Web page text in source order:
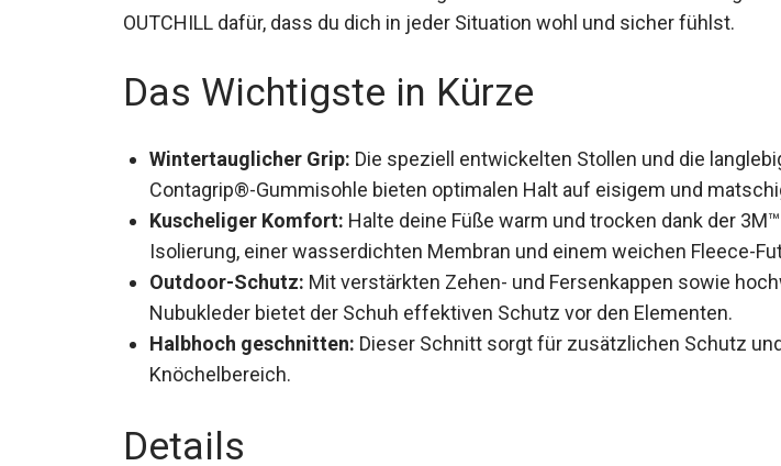
der OUTCHILL dafür, dass du dich in jeder Situation wohl und sicher fühlst.
Das Wichtigste in Kürze
Wintertauglicher Grip: Die speziell entwickelten Stollen und die
Contagrip®-Gummisohle bieten optimalen Halt auf eisigem und
Kuscheliger Komfort: Halte deine Füße warm und trocken dank der
Isolierung, einer wasserdichten Membran und einem weichen Fleece-
Outdoor-Schutz: Mit verstärkten Zehen- und Fersenkappen sowie
Nubukleder bietet der Schuh effektiven Schutz vor den Elementen.
Halbhoch geschnitten: Dieser Schnitt sorgt für zusätzlichen Schutz
Knöchelbereich.
Details